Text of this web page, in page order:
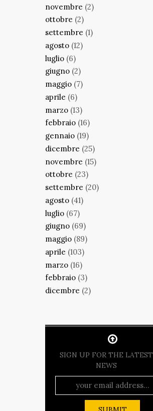
novembre (2)
ottobre (2)
settembre (1)
agosto (12)
luglio (6)
giugno (2)
maggio (7)
aprile (6)
marzo (13)
febbraio (16)
gennaio (19)
dicembre (25)
novembre (15)
ottobre (23)
settembre (20)
agosto (41)
luglio (67)
giugno (69)
maggio (89)
aprile (103)
marzo (16)
febbraio (3)
dicembre (2)
SIGN UP FOR THE LATEST
NEWS